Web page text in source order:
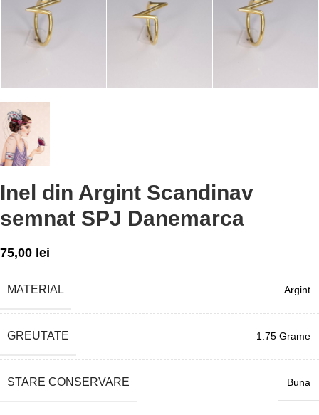
Inel din Argint Scandinav
semnat SPJ Danemarca
75,00 lei
MATERIAL Argint
GREUTATE 1.75 Grame
STARE CONSERVARE Buna